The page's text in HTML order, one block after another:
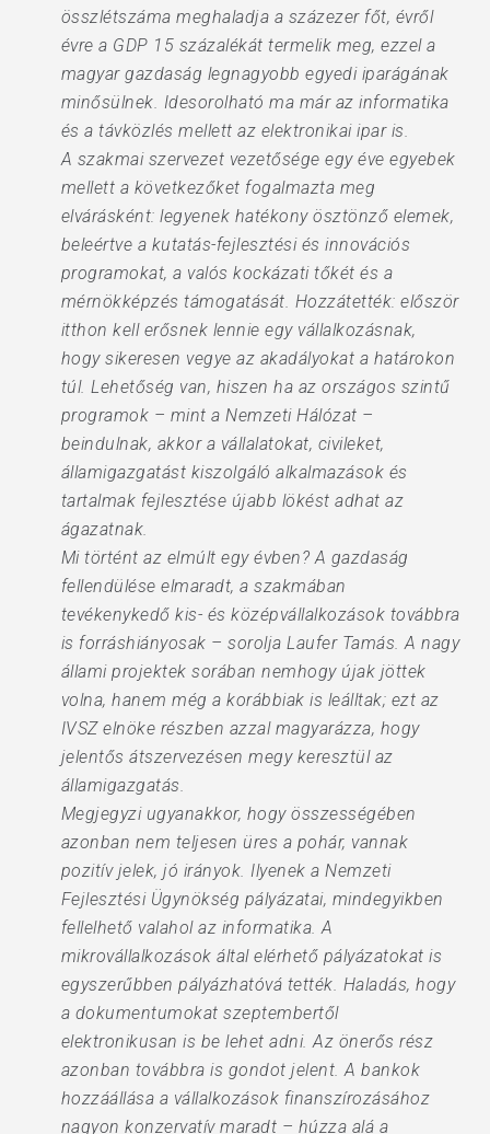
összlétszáma meghaladja a százezer főt, évről
évre a GDP 15 százalékát termelik meg, ezzel a
magyar gazdaság legnagyobb egyedi iparágának
minősülnek. Idesorolható ma már az informatika
és a távközlés mellett az elektronikai ipar is.
A szakmai szervezet vezetősége egy éve egyebek
mellett a következőket fogalmazta meg
elvárásként: legyenek hatékony ösztönző elemek,
beleértve a kutatás-fejlesztési és innovációs
programokat, a valós kockázati tőkét és a
mérnökképzés támogatását. Hozzátették: először
itthon kell erősnek lennie egy vállalkozásnak,
hogy sikeresen vegye az akadályokat a határokon
túl. Lehetőség van, hiszen ha az országos szintű
programok – mint a Nemzeti Hálózat –
beindulnak, akkor a vállalatokat, civileket,
államigazgatást kiszolgáló alkalmazások és
tartalmak fejlesztése újabb lökést adhat az
ágazatnak.
Mi történt az elmúlt egy évben? A gazdaság
fellendülése elmaradt, a szakmában
tevékenykedő kis- és középvállalkozások továbbra
is forráshiányosak – sorolja Laufer Tamás. A nagy
állami projektek sorában nemhogy újak jöttek
volna, hanem még a korábbiak is leálltak; ezt az
IVSZ elnöke részben azzal magyarázza, hogy
jelentős átszervezésen megy keresztül az
államigazgatás.
Megjegyzi ugyanakkor, hogy összességében
azonban nem teljesen üres a pohár, vannak
pozitív jelek, jó irányok. Ilyenek a Nemzeti
Fejlesztési Ügynökség pályázatai, mindegyikben
fellelhető valahol az informatika. A
mikrovállalkozások által elérhető pályázatokat is
egyszerűbben pályázhatóvá tették. Haladás, hogy
a dokumentumokat szeptembertől
elektronikusan is be lehet adni. Az önerős rész
azonban továbbra is gondot jelent. A bankok
hozzáállása a vállalkozások finanszírozásához
nagyon konzervatív maradt – húzza alá a